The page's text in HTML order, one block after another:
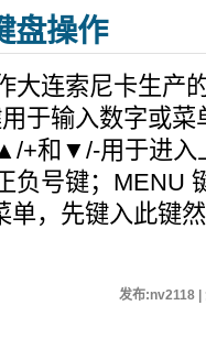
盘操作
大连索尼卡生产
于输入数字或
+和▼/-用于进入
负号键；MENU
单，先键入此键
发布:nv2118 |